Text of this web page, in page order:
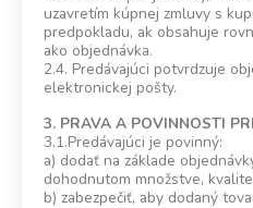
uzavretím kúpnej zmluvy s
predpokladu, ak obsahuje
ako objednávka.
2.4. Predávajúci potvrdzuje
elektronickej pošty.
3. PRAVA A POVINNOSTI
3.1.Predávajúci je povinný:
a) dodať na základe
dohodnutom množstve,
b) zabezpečiť, aby dodaný